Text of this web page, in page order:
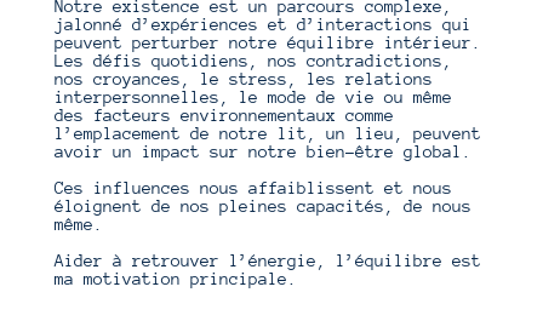
Notre existence est un parcours complexe,
jalonné d’expériences et d’interactions qui
peuvent perturber notre équilibre intérieur.
Les défis quotidiens, nos contradictions,
nos croyances, le stress, les relations
interpersonnelles, le mode de vie ou même
des facteurs environnementaux comme
l’emplacement de notre lit, un lieu, peuvent
avoir un impact sur notre bien-être global.
Ces influences nous affaiblissent et nous
éloignent de nos pleines capacités, de nous
même.
Aider à retrouver l’énergie, l’équilibre est
ma motivation principale.